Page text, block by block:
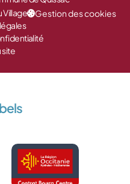
Village
Gestion des cookies
site